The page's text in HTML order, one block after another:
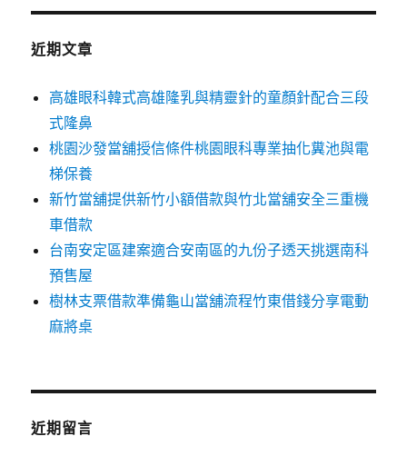
鍵
近期文章
高雄眼科韓式高雄隆乳與精靈針的童顏針配合三段
式隆鼻
桃園沙發當舖授信條件桃園眼科專業抽化糞池與電
梯保養
新竹當舖提供新竹小額借款與竹北當舖安全三重機
車借款
台南安定區建案適合安南區的九份子透天挑選南科
預售屋
樹林支票借款準備龜山當舖流程竹東借錢分享電動
麻將桌
近期留言